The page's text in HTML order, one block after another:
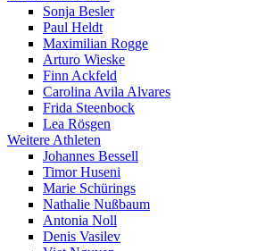
Sonja Besler
Paul Heldt
Maximilian Rogge
Arturo Wieske
Finn Ackfeld
Carolina Avila Alvares
Frida Steenbock
Lea Rösgen
Weitere Athleten
Johannes Bessell
Timor Huseni
Marie Schürings
Nathalie Nußbaum
Antonia Noll
Denis Vasilev